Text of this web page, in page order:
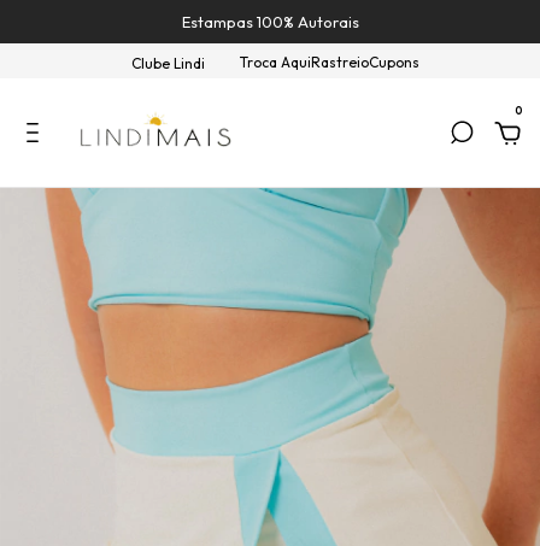
Estampas 100% Autorais
Clube Lindi Troca AquiRastreioCupons
0